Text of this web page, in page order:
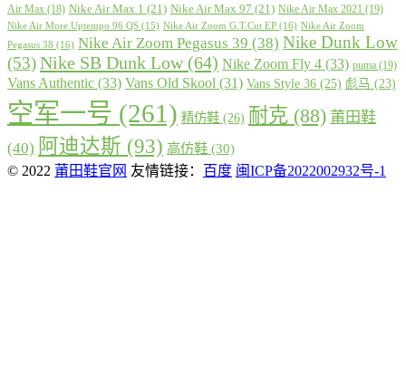
Air Max (18) Nike Air Max 1 (21) Nike Air Max 97 (21) Nike Air Max 2021 (19)
Nike Air More Uptempo 96 QS (15) Nike Air Zoom G.T.Cut EP (16) Nike Air Zoom
Pegasus 38 (16) Nike Air Zoom Pegasus 39 (38) Nike Dunk Low
(53)Nike SB Dunk Low(64) Nike Zoom Fly 4 (33) puma (19)
Vans Authentic (33) Vans Old Skool (31) Vans Style 36 (25) 彪马 (23)
空军一号 (261) 精仿鞋 (26) 耐克 (88) 莆田鞋
(40) 阿迪达斯 (93) 高仿鞋 (30)
© 2022 莆田鞋官网 友情链接： 百度 闽ICP备2022002932号-1